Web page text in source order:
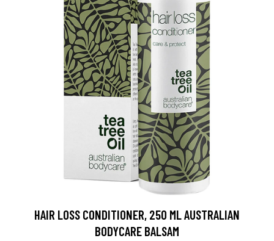
HAIR LOSS CONDITIONER, 250 ML AUSTRALIAN
BODYCARE BALSAM